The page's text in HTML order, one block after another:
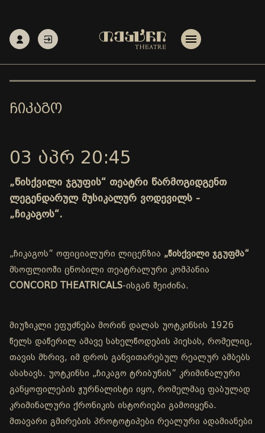
ᲩᲘᲙᲐᲒᲝ
03 ᲐᲞᲠ 20:45
„წისქვილი ჯგუფის“ თეატრი წარმოგიდგენთ
ლეგენდარულ მუსიკალურ ვოდევილს -
„ჩიკაგოს“.
„ჩიკაგოს“ ოფიციალური ლიცენზია „წისქვილი ჯგუფმა“
მსოფლიოში ცნობილი თეატრალური კომპანია
CONCORD THEATRICALS-ისგან შეიძინა.
მიუზიკლი ეფუძნება მორინ დალას უოტკინსის 1926
წელს დაწერილ ამავე სახელწოდების პიესას, რომელიც,
თავის მხრივ, იმ დროს განვითარებულ რეალურ ამბებს
ასახავს. უოტკინსი „ჩიკაგო ტრიბუნის“ კრიმინალური
განყოფილების ჟურნალისტი იყო, რომელმაც ფაბულად
კრიმინალური ქრონიკის ისტორიები გამოიყენა.
მთავარი გმირების პროტოტიპები რეალური ადამიანები